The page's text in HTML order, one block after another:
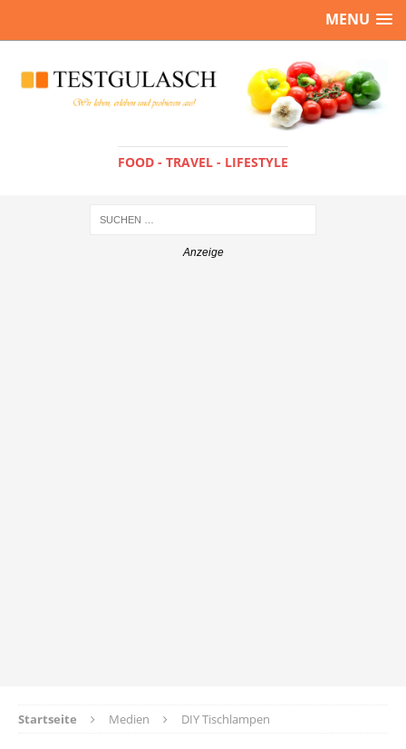
MENU
FOOD - TRAVEL - LIFESTYLE
Startseite Medien DIY Tischlampen